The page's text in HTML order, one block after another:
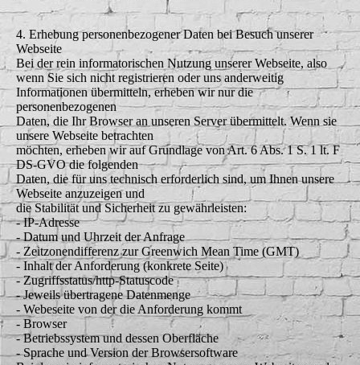
4. Erhebung personenbezogener Daten bei Besuch unserer
Webseite
Bei der rein informatorischen Nutzung unserer Webseite, also
wenn Sie sich nicht registrieren oder uns anderweitig
Informationen übermitteln, erheben wir nur die
personenbezogenen
Daten, die Ihr Browser an unseren Server übermittelt. Wenn sie
unsere Webseite betrachten
möchten, erheben wir auf Grundlage von Art. 6 Abs. 1 S. 1 lt. F
DS-GVO die folgenden
Daten, die für uns technisch erforderlich sind, um Ihnen unsere
Webseite anzuzeigen und
die Stabilität und Sicherheit zu gewährleisten:
- IP-Adresse
- Datum und Uhrzeit der Anfrage
- Zeitzonendifferenz zur Greenwich Mean Time (GMT)
- Inhalt der Anforderung (konkrete Seite)
- Zugriffsstatus/http-Statuscode
- Jeweils übertragene Datenmenge
- Webeseite von der die Anforderung kommt
- Browser
- Betriebssystem und dessen Oberfläche
- Sprache und Version der Browsersoftware